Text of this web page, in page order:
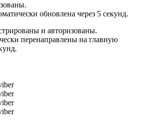
обновлена через 5 секунд.
и авторизованы.
перенаправлены на главную